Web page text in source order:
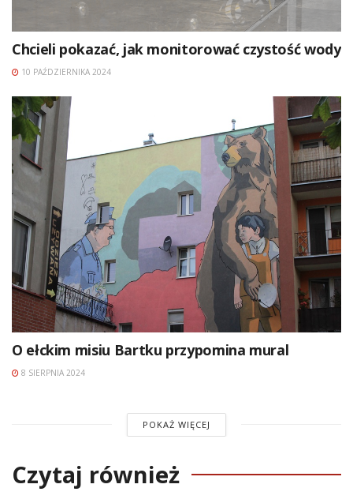
Chcieli pokazać, jak monitorować czystość wody
10 PAŹDZIERNIKA 2024
O ełckim misiu Bartku przypomina mural
8 SIERPNIA 2024
POKAŻ WIĘCEJ
Czytaj również